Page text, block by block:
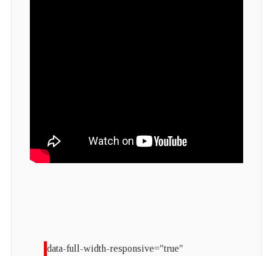
data-full-width-responsive="true"